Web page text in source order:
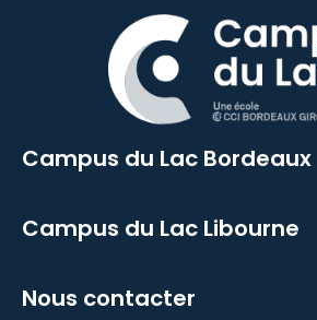
Campus du Lac Bordeaux
Campus du Lac Libourne
Nous contacter